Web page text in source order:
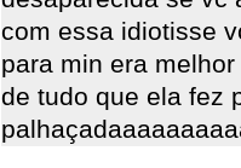
com essa idiotisse
para min era
de tudo que ela fez